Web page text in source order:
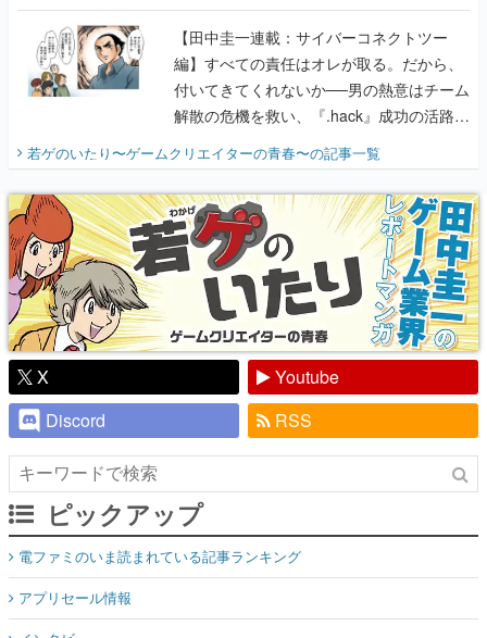
に行って、より理解を深めよう【PR】
【田中圭一連載：サイバーコネクトツー
編】すべての責任はオレが取る。だから、
付いてきてくれないか──男の熱意はチーム
解散の危機を救い、『.hack』成功の活路を
開く。業界の快男児・松山 洋に流れる血は
『少年ジャンプ』色だった【若ゲのいた
り】
若ゲのいたり〜ゲームクリエイターの青春〜の記事一覧
X
Youtube
Discord
RSS
ピックアップ
電ファミのいま読まれている記事ランキング
アプリセール情報